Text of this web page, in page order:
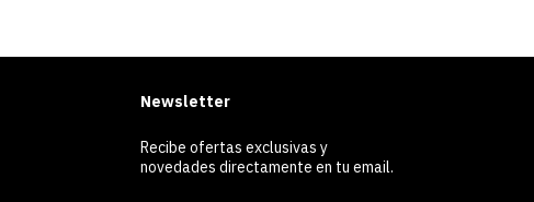
Newsletter
Recibe ofertas exclusivas y
novedades directamente en tu email.